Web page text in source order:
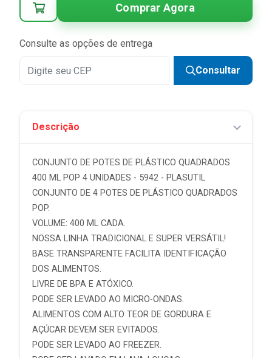
Comprar Agora
Consulte as opções de entrega
Consultar
Descrição
CONJUNTO DE POTES DE PLÁSTICO QUADRADOS
400 ML POP 4 UNIDADES - 5942 - PLASUTIL
CONJUNTO DE 4 POTES DE PLÁSTICO QUADRADOS
POP.
VOLUME: 400 ML CADA.
NOSSA LINHA TRADICIONAL E SUPER VERSÁTIL!
BASE TRANSPARENTE FACILITA IDENTIFICAÇÃO
DOS ALIMENTOS.
LIVRE DE BPA E ATÓXICO.
PODE SER LEVADO AO MICRO-ONDAS.
ALIMENTOS COM ALTO TEOR DE GORDURA E
AÇÚCAR DEVEM SER EVITADOS.
PODE SER LEVADO AO FREEZER.